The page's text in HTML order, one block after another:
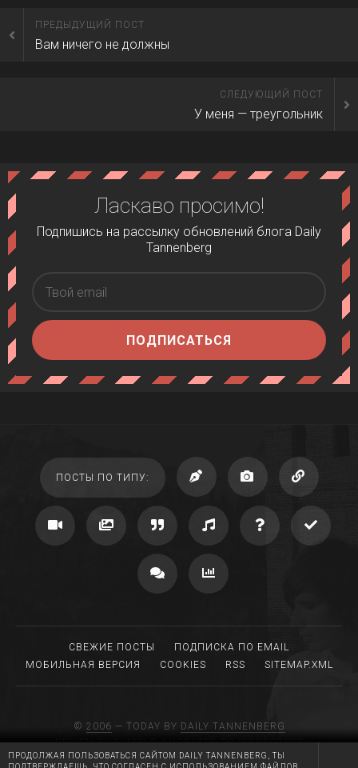
ПРЕДЫДУЩИЙ ПОСТ
Вам ничего не должны
СЛЕДУЮЩИЙ ПОСТ
У меня — треугольник
Ласкаво просимо!
Подпишись на рассылку обновлений блога Daily
Tannenberg
ПОДПИСАТЬСЯ
ПОСТЫ ПО ТИПУ:
СВЕЖИЕ ПОСТЫ
ПОДПИСКА ПО EMAIL
МОБИЛЬНАЯ ВЕРСИЯ
COOKIES RSS SITEMAP.XML
© 2006 — TODAY BY DAILY TANNENBERG
DRIVEN BY TUMBLR, MIGRATED TO WORDPRESS
MADE WITH LOVE AT RGB MEDIA
ПРОДОЛЖАЯ ПОЛЬЗОВАТЬСЯ САЙТОМ DAILY TANNENBERG, ТЫ